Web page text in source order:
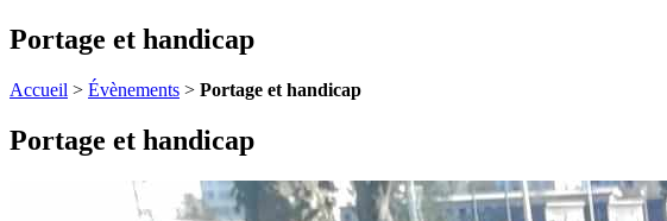
Portage et handicap
Accueil > Évènements > Portage et handicap
Portage et handicap